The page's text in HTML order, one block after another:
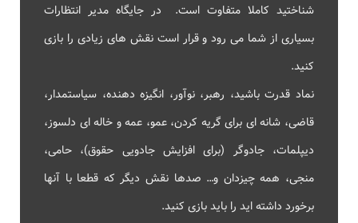
شناختید کاملا متفاوت است. در جایگاه مدیر انتظارات
بسیاری از شما می رود و قرار است نقش های زیادی را بازی
کنید.
نماد قدرت باشید، رهبر، نوآور، انگیزه دهنده، سیاستمدار،
قاضی، شانه ای برای گریه کردن، عمو، عمه و خاله ای دلسوز،
دیپلمات، جادوگر (برای افزایش جادویی حقوق)، حامی،
منجی، همه چیزدان و… صدها نقش دیگر که قطعا با آنها
برخورد داشته اید را باید بازی کنید.